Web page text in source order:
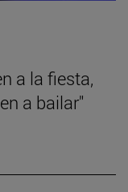
a la fiesta,
a bailar"